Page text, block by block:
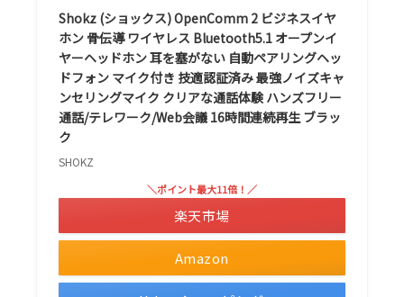
Shokz (ショックス) OpenComm 2 ビジネスイヤ
ホン 骨伝導 ワイヤレス Bluetooth5.1 オープンイ
ヤーヘッドホン 耳を塞がない 自動ペアリングヘッ
ドフォン マイク付き 技適認証済み 最強ノイズキャ
ンセリングマイク クリアな通話体験 ハンズフリー
通話/テレワーク/Web会議 16時間連続再生 ブラッ
ク
SHOKZ
Amazon
＼ポイント最大11倍！／
楽天市場